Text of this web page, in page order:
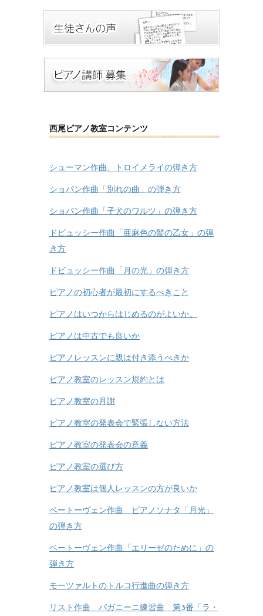
西尾ピアノ教室コンテンツ
シューマン作曲、トロイメライの弾き方
ショパン作曲「別れの曲」の弾き方
ショパン作曲「子犬のワルツ」の弾き方
ドビュッシー作曲「亜麻色の髪の乙女」の弾
き方
ドビュッシー作曲「月の光」の弾き方
ピアノの初心者が最初にするべきこと
ピアノはいつからはじめるのがよいか。
ピアノは中古でも良いか
ピアノレッスンに親は付き添うべきか
ピアノ教室のレッスン規約とは
ピアノ教室の月謝
ピアノ教室の発表会で緊張しない方法
ピアノ教室の発表会の意義
ピアノ教室の選び方
ピアノ教室は個人レッスンの方が良いか
ベートーヴェン作曲 ピアノソナタ「月光」
の弾き方
ベートーヴェン作曲「エリーゼのために」の
弾き方
モーツァルトのトルコ行進曲の弾き方
リスト作曲 パガニーニ練習曲 第3番「ラ・